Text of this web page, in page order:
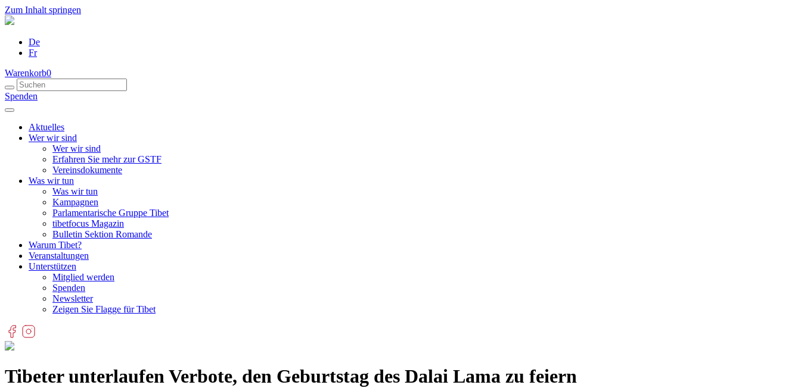
Zum Inhalt springen
De
Fr
Warenkorb0
Spenden
Aktuelles
Wer wir sind
Wer wir sind
Erfahren Sie mehr zur GSTF
Vereinsdokumente
Was wir tun
Was wir tun
Kampagnen
Parlamentarische Gruppe Tibet
tibetfocus Magazin
Bulletin Sektion Romande
Warum Tibet?
Veranstaltungen
Unterstützen
Mitglied werden
Spenden
Newsletter
Zeigen Sie Flagge für Tibet
Tibeter unterlaufen Verbote, den Geburtstag des Dalai Lama zu feiern